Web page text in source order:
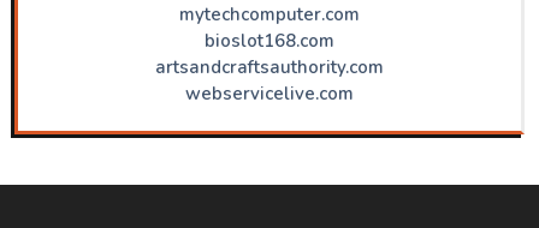
mytechcomputer.com
bioslot168.com
artsandcraftsauthority.com
webservicelive.com